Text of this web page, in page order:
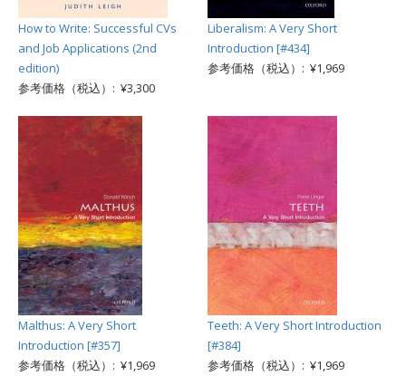
How to Write: Successful CVs
and Job Applications (2nd
edition)
参考価格（税込）: ¥3,300
Liberalism: A Very Short
Introduction [#434]
参考価格（税込）: ¥1,969
Malthus: A Very Short
Introduction [#357]
参考価格（税込）: ¥1,969
Teeth: A Very Short Introduction
[#384]
参考価格（税込）: ¥1,969